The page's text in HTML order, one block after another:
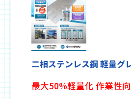
二相ステンレス鋼 軽量グ
最大50%軽量化 作業性